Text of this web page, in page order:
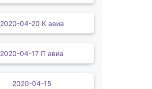
2020-04-20 К авиа
2020-04-17 П авиа
2020-04-15